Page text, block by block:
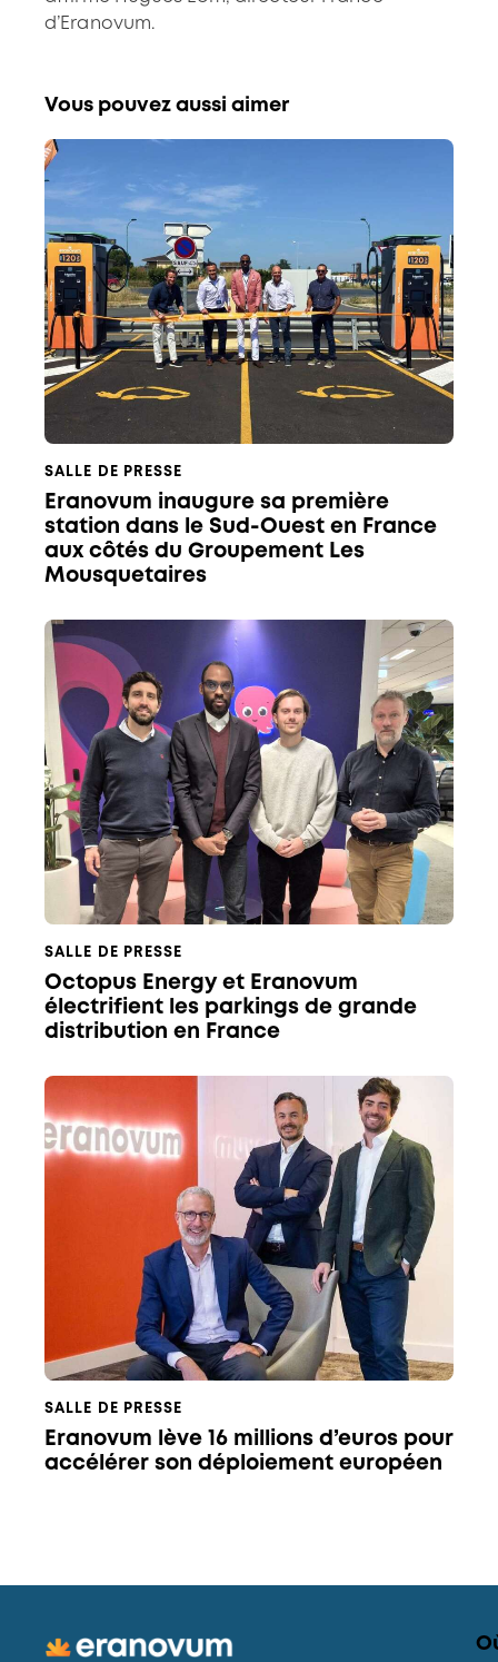
d’Eranovum.
Vous pouvez aussi aimer
SALLE DE PRESSE
Eranovum inaugure sa première
station dans le Sud-Ouest en France
aux côtés du Groupement Les
Mousquetaires
SALLE DE PRESSE
Octopus Energy et Eranovum
électrifient les parkings de grande
distribution en France
SALLE DE PRESSE
Eranovum lève 16 millions d’euros pour
accélérer son déploiement européen